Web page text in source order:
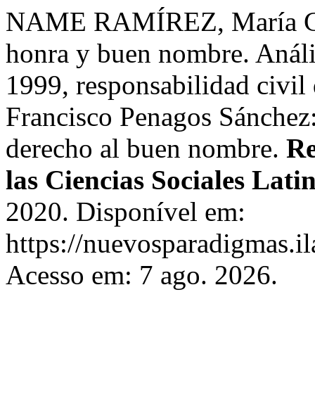
NAME RAMÍREZ, María
honra y buen nombre.
1999, responsabilidad civil
Francisco Penagos
derecho al buen nombre.
las Ciencias Sociales
2020. Disponível em:
https://
Acesso em: 7 ago. 2026.